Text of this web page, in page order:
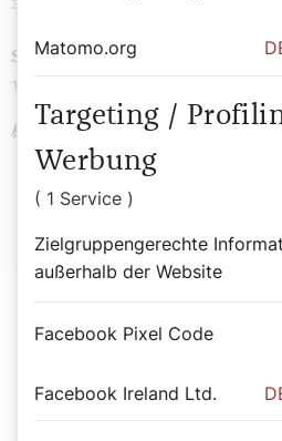
31. August 2026 Spiritualität
SOMMERMEINUNG
Wie spricht Gott?
Stefan Kronthaler
Der
Matomo.org
Targeting /
Werbung
( 1 Service )
Zielgruppengerechte
außerhalb der Website
Facebook Pixel Code
Facebook Ireland Ltd.